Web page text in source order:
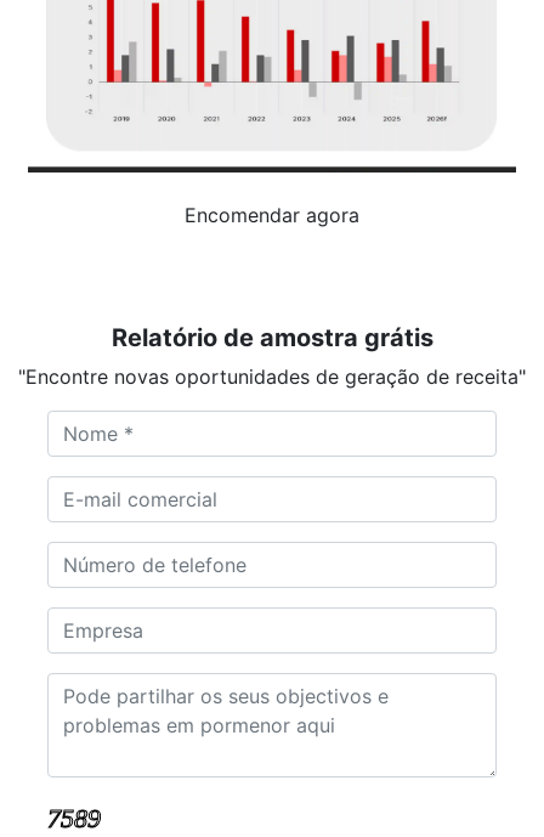
Encomendar agora
Relatório de amostra grátis
"Encontre novas oportunidades de geração de receita"